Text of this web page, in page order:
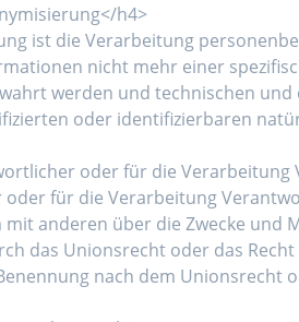
h4>
ist die Verarbeitung
nicht mehr einer
werden und technischen
oder identifizierbaren
oder für die Verarbeitung
für die Verarbeitung
anderen über die Zwecke und
das Unionsrecht oder das
nach dem Unionsrecht